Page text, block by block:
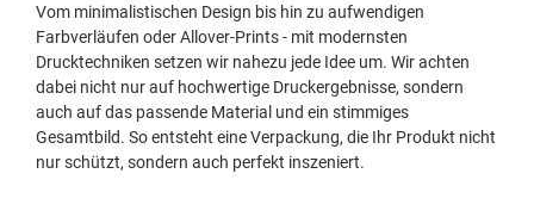
Vom minimalistischen Design bis hin zu aufwendigen
Farbverläufen oder Allover-Prints - mit modernsten
Drucktechniken setzen wir nahezu jede Idee um. Wir achten
dabei nicht nur auf hochwertige Druckergebnisse, sondern
auch auf das passende Material und ein stimmiges
Gesamtbild. So entsteht eine Verpackung, die Ihr Produkt nicht
nur schützt, sondern auch perfekt inszeniert.